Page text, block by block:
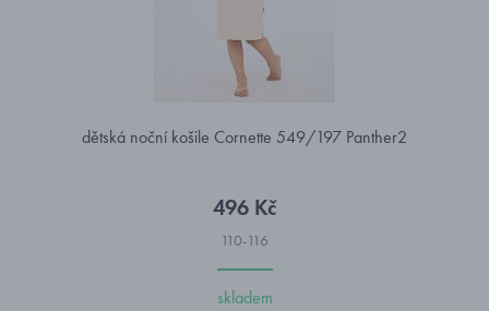
dětská noční košile Cornette 549/197 Panther2
496 Kč
110-116
skladem